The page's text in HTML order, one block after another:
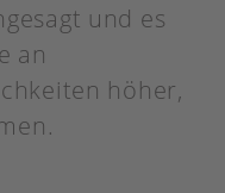
und es
an
höher,